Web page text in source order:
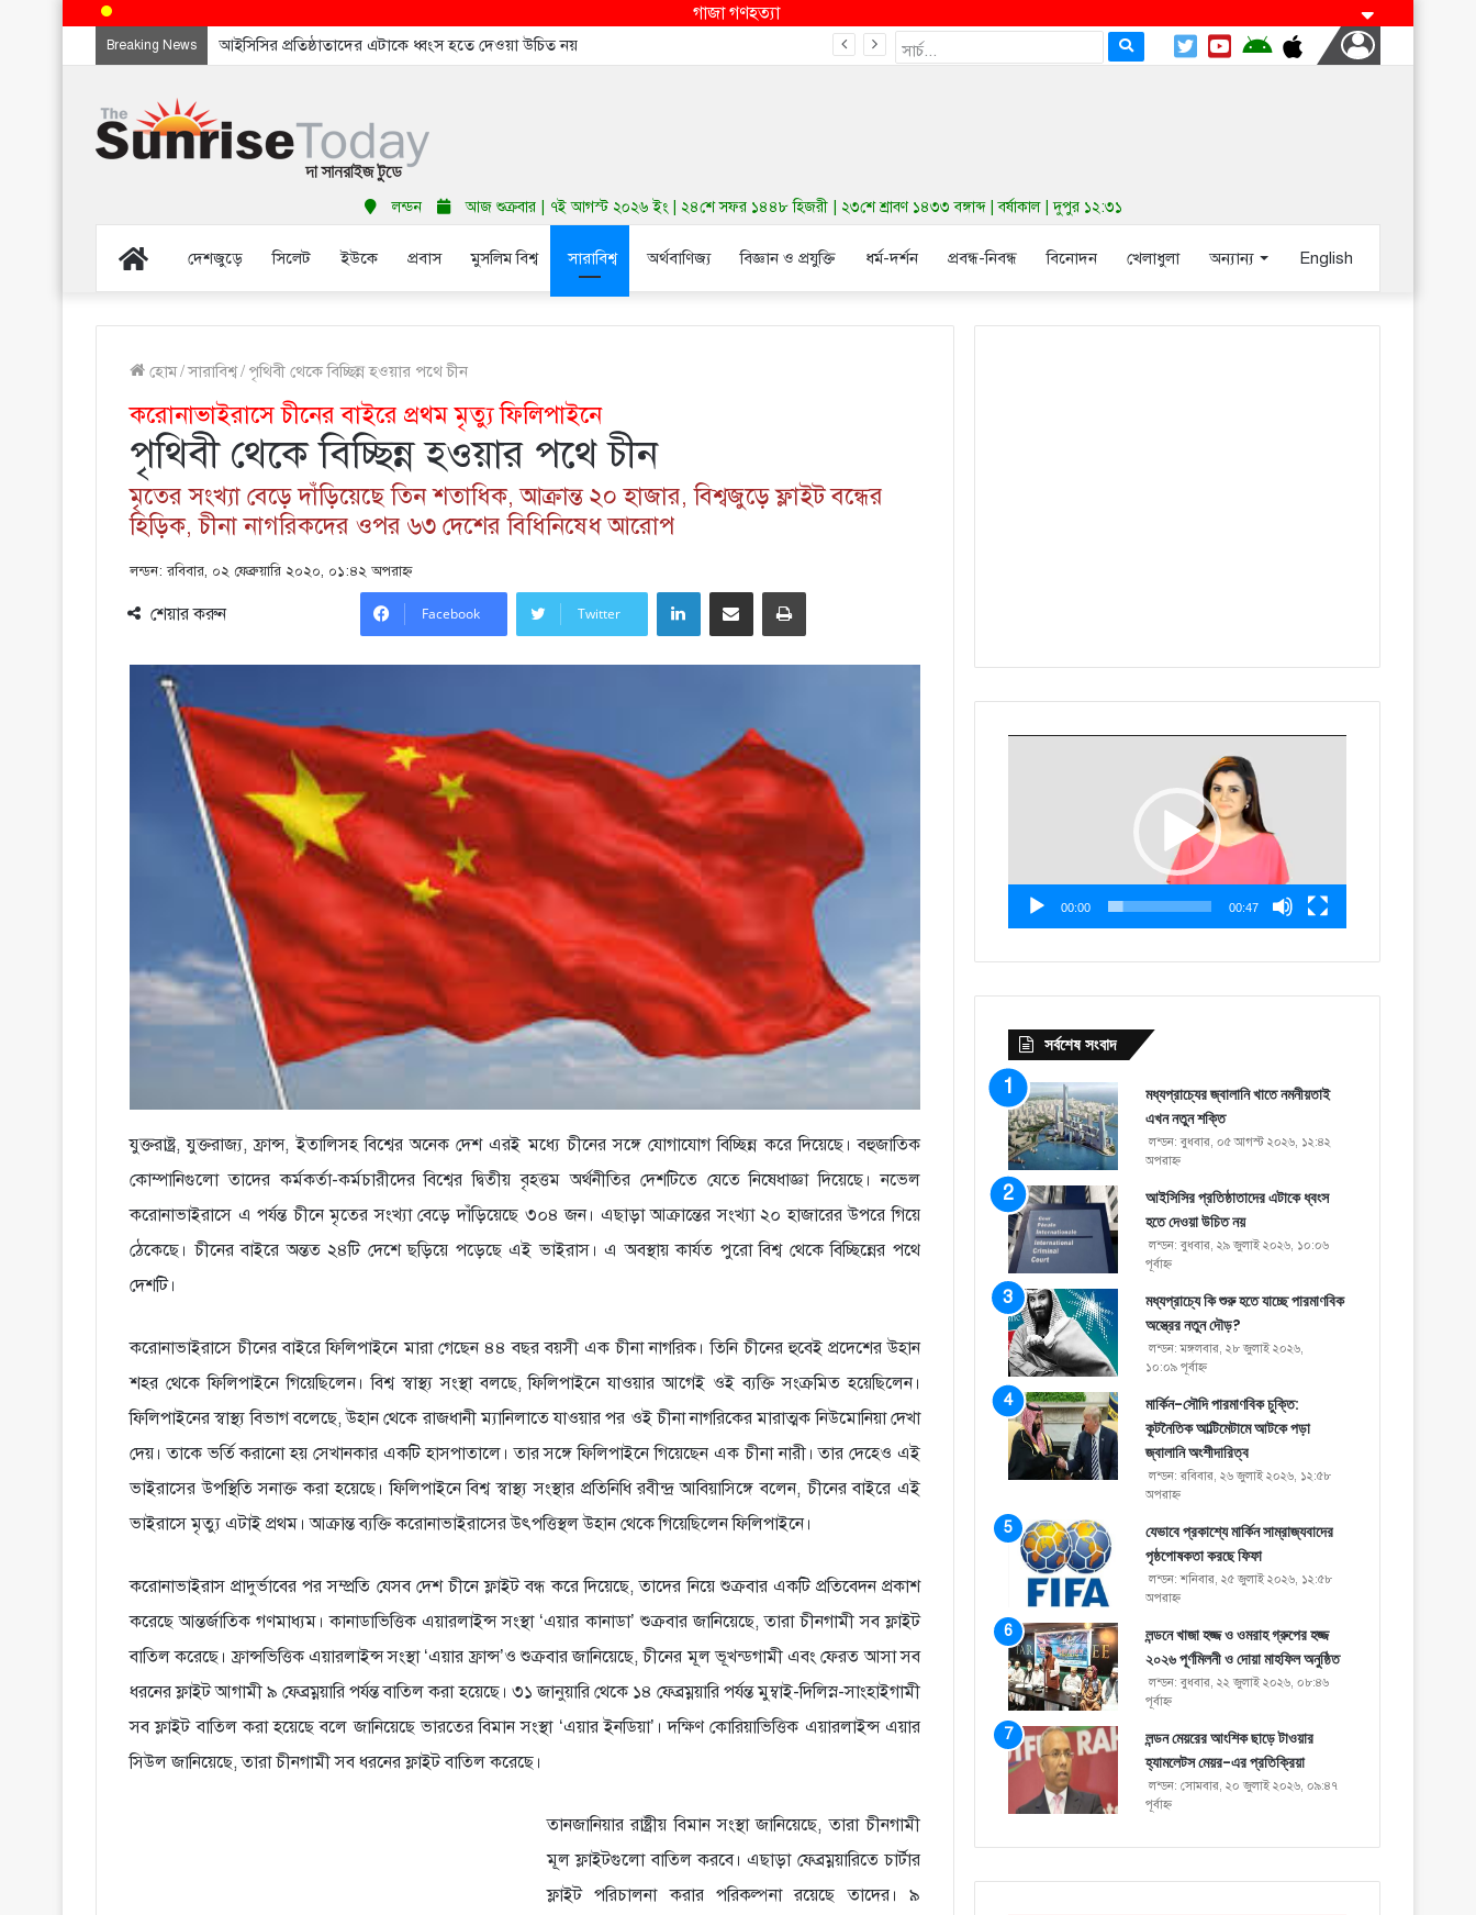
গাজা গণহত্যা
Breaking News আইসিসির প্রতিষ্ঠাতাদের এটাকে ধ্বংস হতে দেওয়া উচিত নয়
লন্ডন আজ শুক্রবার | ৭ই আগস্ট ২০২৬ ইং | ২৪শে সফর ১৪৪৮ হিজরী | ২৩শে শ্রাবণ ১৪৩৩ বঙ্গাব্দ | বর্ষাকাল | দুপুর ১২:৩১
Homeদেশজুড়ে সিলেট ইউকে প্রবাস মুসলিম বিশ্ব সারাবিশ্ব অর্থবাণিজ্য বিজ্ঞান ও প্রযুক্তি ধর্ম-দর্শন প্রবন্ধ-নিবন্ধ বিনোদন খেলাধুলা অন্যান্য English
হোম/সারাবিশ্ব/ পৃথিবী থেকে বিচ্ছিন্ন হওয়ার পথে চীন
করোনাভাইরাসে চীনের বাইরে প্রথম মৃত্যু ফিলিপাইনে
পৃথিবী থেকে বিচ্ছিন্ন হওয়ার পথে চীন
মৃতের সংখ্যা বেড়ে দাঁড়িয়েছে তিন শতাধিক, আক্রান্ত ২০ হাজার, বিশ্বজুড়ে ফ্লাইট বন্ধের
হিড়িক, চীনা নাগরিকদের ওপর ৬৩ দেশের বিধিনিষেধ আরোপ
লন্ডন: রবিবার, ০২ ফেব্রুয়ারি ২০২০, ০১:৪২ অপরাহ্ণ
শেয়ার করুন Facebook Twitter
LinkedInShare via Email Print
যুক্তরাষ্ট্র, যুক্তরাজ্য, ফ্রান্স, ইতালিসহ বিশ্বের অনেক দেশ এরই মধ্যে চীনের সঙ্গে যোগাযোগ বিচ্ছিন্ন করে দিয়েছে। বহুজাতিক
কোম্পানিগুলো তাদের কর্মকর্তা-কর্মচারীদের বিশ্বের দ্বিতীয় বৃহত্তম অর্থনীতির দেশটিতে যেতে নিষেধাজ্ঞা দিয়েছে। নভেল
করোনাভাইরাসে এ পর্যন্ত চীনে মৃতের সংখ্যা বেড়ে দাঁড়িয়েছে ৩০৪ জন। এছাড়া আক্রান্তের সংখ্যা ২০ হাজারের উপরে গিয়ে
ঠেকেছে। চীনের বাইরে অন্তত ২৪টি দেশে ছড়িয়ে পড়েছে এই ভাইরাস। এ অবস্থায় কার্যত পুরো বিশ্ব থেকে বিচ্ছিন্নের পথে
দেশটি।
করোনাভাইরাসে চীনের বাইরে ফিলিপাইনে মারা গেছেন ৪৪ বছর বয়সী এক চীনা নাগরিক। তিনি চীনের হুবেই প্রদেশের উহান
শহর থেকে ফিলিপাইনে গিয়েছিলেন। বিশ্ব স্বাস্থ্য সংস্থা বলছে, ফিলিপাইনে যাওয়ার আগেই ওই ব্যক্তি সংক্রমিত হয়েছিলেন।
ফিলিপাইনের স্বাস্থ্য বিভাগ বলেছে, উহান থেকে রাজধানী ম্যানিলাতে যাওয়ার পর ওই চীনা নাগরিকের মারাত্মক নিউমোনিয়া দেখা
দেয়। তাকে ভর্তি করানো হয় সেখানকার একটি হাসপাতালে। তার সঙ্গে ফিলিপাইনে গিয়েছেন এক চীনা নারী। তার দেহেও এই
ভাইরাসের উপস্থিতি সনাক্ত করা হয়েছে। ফিলিপাইনে বিশ্ব স্বাস্থ্য সংস্থার প্রতিনিধি রবীন্দ্র আবিয়াসিঙ্গে বলেন, চীনের বাইরে এই
ভাইরাসে মৃত্যু এটাই প্রথম। আক্রান্ত ব্যক্তি করোনাভাইরাসের উৎপত্তিস্থল উহান থেকে গিয়েছিলেন ফিলিপাইনে।
করোনাভাইরাস প্রাদুর্ভাবের পর সম্প্রতি যেসব দেশ চীনে ফ্লাইট বন্ধ করে দিয়েছে, তাদের নিয়ে শুক্রবার একটি প্রতিবেদন প্রকাশ
করেছে আন্তর্জাতিক গণমাধ্যম। কানাডাভিত্তিক এয়ারলাইন্স সংস্থা ‘এয়ার কানাডা’ শুক্রবার জানিয়েছে, তারা চীনগামী সব ফ্লাইট
বাতিল করেছে। ফ্রান্সভিত্তিক এয়ারলাইন্স সংস্থা ‘এয়ার ফ্রান্স’ও শুক্রবার জানিয়েছে, চীনের মূল ভূখন্ডগামী এবং ফেরত আসা সব
ধরনের ফ্লাইট আগামী ৯ ফেব্রম্নয়ারি পর্যন্ত বাতিল করা হয়েছে। ৩১ জানুয়ারি থেকে ১৪ ফেব্রম্নয়ারি পর্যন্ত মুম্বাই-দিলিস্ন-সাংহাইগামী
সব ফ্লাইট বাতিল করা হয়েছে বলে জানিয়েছে ভারতের বিমান সংস্থা ‘এয়ার ইনডিয়া’। দক্ষিণ কোরিয়াভিত্তিক এয়ারলাইন্স এয়ার
সিউল জানিয়েছে, তারা চীনগামী সব ধরনের ফ্লাইট বাতিল করেছে।
তানজানিয়ার রাষ্ট্রীয় বিমান সংস্থা জানিয়েছে, তারা চীনগামী
মূল ফ্লাইটগুলো বাতিল করবে। এছাড়া ফেব্রম্নয়ারিতে চার্টার
ফ্লাইট পরিচালনা করার পরিকল্পনা রয়েছে তাদের। ৯
00:00 00:47
সর্বশেষ সংবাদ
মধ্যপ্রাচ্যের জ্বালানি খাতে নমনীয়তাই
এখন নতুন শক্তি
লন্ডন: বুধবার, ০৫ আগস্ট ২০২৬, ১২:৪২
অপরাহ্ণ
আইসিসির প্রতিষ্ঠাতাদের এটাকে ধ্বংস
হতে দেওয়া উচিত নয়
লন্ডন: বুধবার, ২৯ জুলাই ২০২৬, ১০:০৬
পূর্বাহ্ণ
মধ্যপ্রাচ্যে কি শুরু হতে যাচ্ছে পারমাণবিক
অস্ত্রের নতুন দৌড়?
লন্ডন: মঙ্গলবার, ২৮ জুলাই ২০২৬,
১০:০৯ পূর্বাহ্ণ
মার্কিন-সৌদি পারমাণবিক চুক্তি:
কূটনৈতিক আল্টিমেটামে আটকে পড়া
জ্বালানি অংশীদারিত্ব
লন্ডন: রবিবার, ২৬ জুলাই ২০২৬, ১২:৫৮
অপরাহ্ণ
যেভাবে প্রকাশ্যে মার্কিন সাম্রাজ্যবাদের
পৃষ্ঠপোষকতা করছে ফিফা
লন্ডন: শনিবার, ২৫ জুলাই ২০২৬, ১২:৫৮
অপরাহ্ণ
লন্ডনে খাজা হজ্জ ও ওমরাহ গ্রুপের হজ্জ
২০২৬ পূর্ণমিলনী ও দোয়া মাহফিল অনুষ্ঠিত
লন্ডন: বুধবার, ২২ জুলাই ২০২৬, ০৮:৪৬
পূর্বাহ্ণ
লন্ডন মেয়রের আংশিক ছাড়ে টাওয়ার
হ্যামলেটস মেয়র-এর প্রতিক্রিয়া
লন্ডন: সোমবার, ২০ জুলাই ২০২৬, ০৯:৪৭
পূর্বাহ্ণ